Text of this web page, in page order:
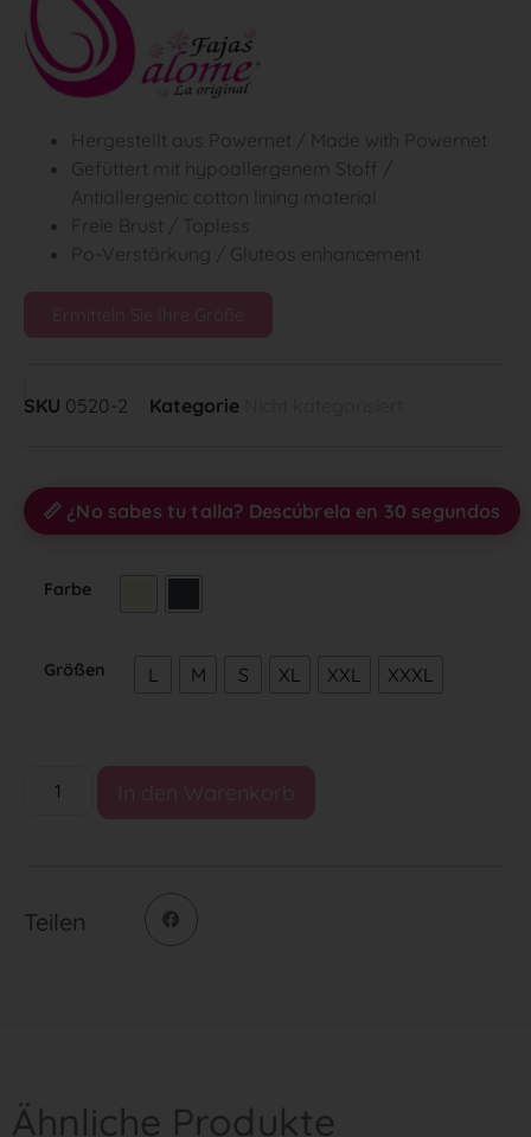
Hergestellt aus Powernet / Made with Powernet
Gefüttert mit hypoallergenem Stoff /
Antiallergenic cotton lining material
Freie Brust / Topless
Po-Verstärkung / Gluteos enhancement
Ermitteln Sie Ihre Größe
SKU 0520-2 Kategorie
📏 ¿No sabes tu talla? Descúbrela en 30 segundos
Farbe
Größen L M S XL XXL XXXL
In den Warenkorb
Teilen
Ähnliche Produkte